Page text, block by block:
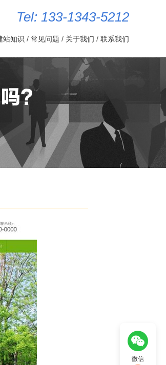
Tel: 133-1343-5212
站知识 / 常见问题 / 关于我们 / 联系我们
微信